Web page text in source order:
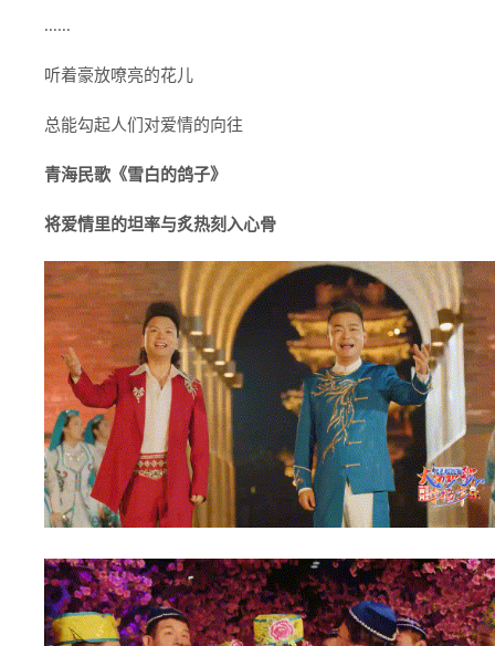
......
听着豪放嘹亮的花儿
总能勾起人们对爱情的向往
青海民歌《雪白的鸽子》
将爱情里的坦率与炙热刻入心骨